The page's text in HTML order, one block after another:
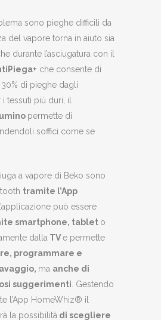
sono pieghe difficili da
del vapore torna in aiuto sia
durante l’asciugatura con il
che consente di
di pieghe dagli
tessuti più duri, il
permette di
soffici come se
a vapore di Beko sono
tramite l’App
L’applicazione può essere
smartphone, tablet o
dalla TVe permette
programmare e
ma anche di
suggerimenti . Gestendo
l’App HomeWhiz® il
la possibilità di scegliere